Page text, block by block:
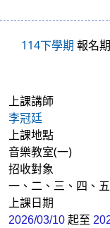
114下學期 報名
上課講師
李冠廷
上課地點
音樂教室(一)
招收對象
一、二、三、四、五
上課日期
2026/03/10 起至